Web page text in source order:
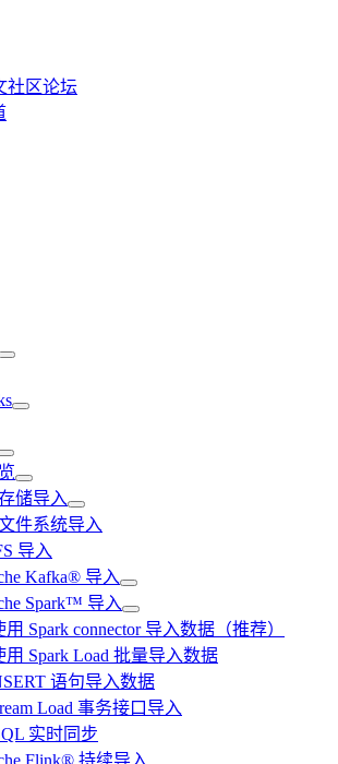
社区论坛
储导入
件系统导入
导入
Kafka® 导入
Spark™ 导入
用 Spark connector 导入数据（推荐）
用 Spark Load 批量导入数据
语句导入数据
Load 事务接口导入
实时同步
Flink® 持续导入